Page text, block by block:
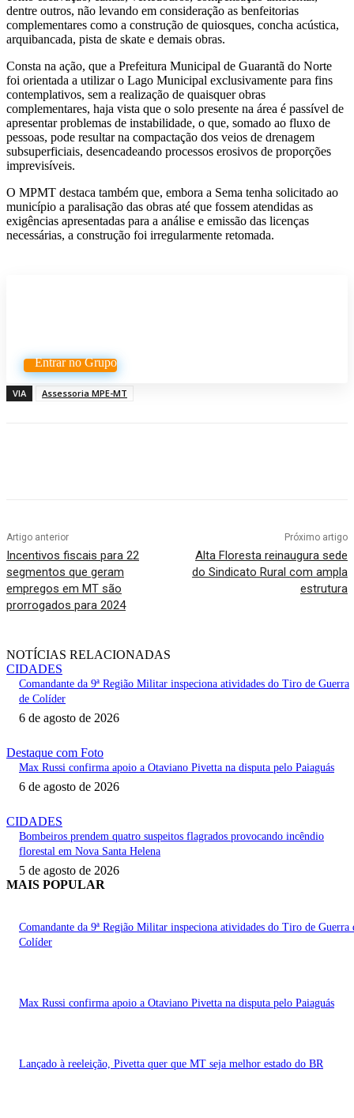
dentre outros, não levando em consideração as benfeitorias
complementares como a construção de quiosques, concha acústica,
arquibancada, pista de skate e demais obras.
Consta na ação, que a Prefeitura Municipal de Guarantã do Norte
foi orientada a utilizar o Lago Municipal exclusivamente para fins
contemplativos, sem a realização de quaisquer obras
complementares, haja vista que o solo presente na área é passível de
apresentar problemas de instabilidade, o que, somado ao fluxo de
pessoas, pode resultar na compactação dos veios de drenagem
subsuperficiais, desencadeando processos erosivos de proporções
imprevisíveis.
O MPMT destaca também que, embora a Sema tenha solicitado ao
município a paralisação das obras até que fossem atendidas as
exigências apresentadas para a análise e emissão das licenças
necessárias, a construção foi irregularmente retomada.
Entrar no Grupo
VIA Assessoria MPE-MT
Artigo anterior
Incentivos fiscais para 22
segmentos que geram
empregos em MT são
prorrogados para 2024
Próximo artigo
Alta Floresta reinaugura sede
do Sindicato Rural com ampla
estrutura
NOTÍCIAS RELACIONADAS
CIDADES
Comandante da 9ª Região Militar inspeciona atividades do Tiro de Guerra
de Colíder
6 de agosto de 2026
Destaque com Foto
Max Russi confirma apoio a Otaviano Pivetta na disputa pelo Paiaguás
6 de agosto de 2026
CIDADES
Bombeiros prendem quatro suspeitos flagrados provocando incêndio
florestal em Nova Santa Helena
5 de agosto de 2026
MAIS POPULAR
Comandante da 9ª Região Militar inspeciona atividades do Tiro de Guerra
Colíder
Max Russi confirma apoio a Otaviano Pivetta na disputa pelo Paiaguás
Lançado à reeleição, Pivetta quer que MT seja melhor estado do BR